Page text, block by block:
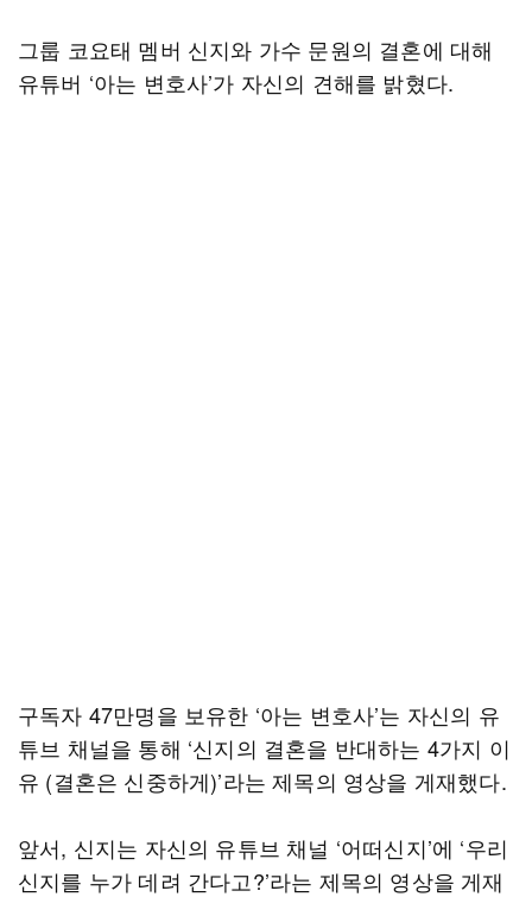
그룹 코요태 멤버 신지와 가수 문원의 결혼에 대해
유튜버 ‘아는 변호사’가 자신의 견해를 밝혔다.
구독자 47만명을 보유한 ‘아는 변호사’는 자신의 유
튜브 채널을 통해 ‘신지의 결혼을 반대하는 4가지 이
유 (결혼은 신중하게)’라는 제목의 영상을 게재했다.
앞서, 신지는 자신의 유튜브 채널 ‘어떠신지’에 ‘우리
신지를 누가 데려 간다고?’라는 제목의 영상을 게재